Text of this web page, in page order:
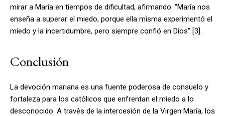
mirar a María en tiempos de dificultad, afirmando: “María nos
enseña a superar el miedo, porque ella misma experimentó el
miedo y la incertidumbre, pero siempre confió en Dios” [3].
Conclusión
La devoción mariana es una fuente poderosa de consuelo y
fortaleza para los católicos que enfrentan el miedo a lo
desconocido. A través de la intercesión de la Virgen María, los